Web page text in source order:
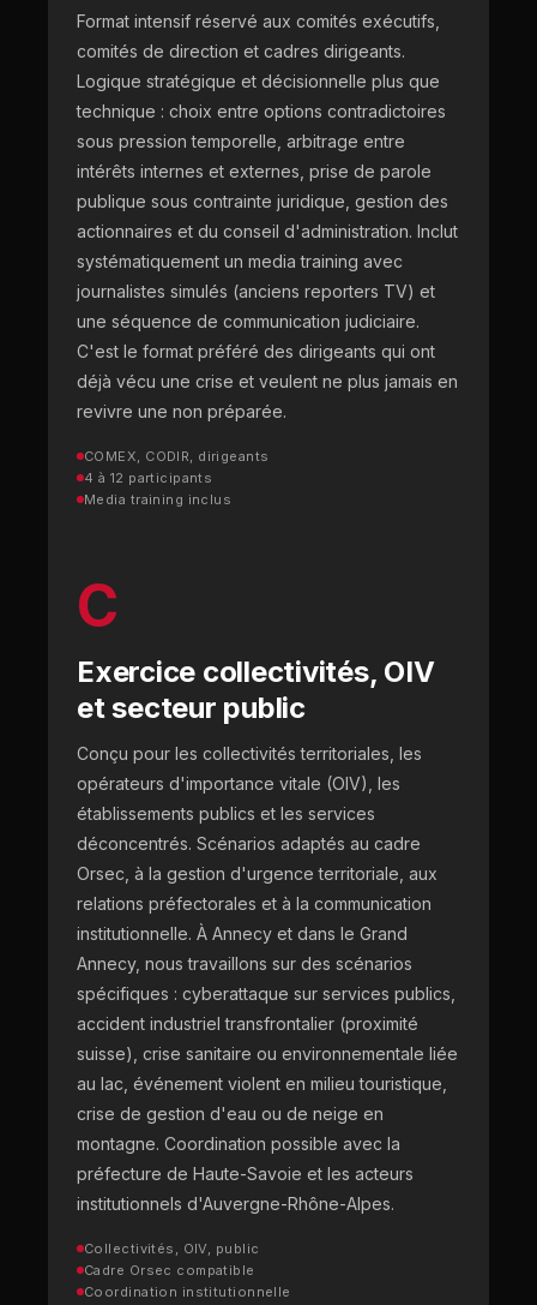
Format intensif réservé aux comités exécutifs,
comités de direction et cadres dirigeants.
Logique stratégique et décisionnelle plus que
technique : choix entre options contradictoires
sous pression temporelle, arbitrage entre
intérêts internes et externes, prise de parole
publique sous contrainte juridique, gestion des
actionnaires et du conseil d'administration. Inclut
systématiquement un media training avec
journalistes simulés (anciens reporters TV) et
une séquence de communication judiciaire.
C'est le format préféré des dirigeants qui ont
déjà vécu une crise et veulent ne plus jamais en
revivre une non préparée.
COMEX, CODIR, dirigeants
4 à 12 participants
Media training inclus
C
Exercice collectivités, OIV
et secteur public
Conçu pour les collectivités territoriales, les
opérateurs d'importance vitale (OIV), les
établissements publics et les services
déconcentrés. Scénarios adaptés au cadre
Orsec, à la gestion d'urgence territoriale, aux
relations préfectorales et à la communication
institutionnelle. À Annecy et dans le Grand
Annecy, nous travaillons sur des scénarios
spécifiques : cyberattaque sur services publics,
accident industriel transfrontalier (proximité
suisse), crise sanitaire ou environnementale liée
au lac, événement violent en milieu touristique,
crise de gestion d'eau ou de neige en
montagne. Coordination possible avec la
préfecture de Haute-Savoie et les acteurs
institutionnels d'Auvergne-Rhône-Alpes.
Collectivités, OIV, public
Cadre Orsec compatible
Coordination institutionnelle